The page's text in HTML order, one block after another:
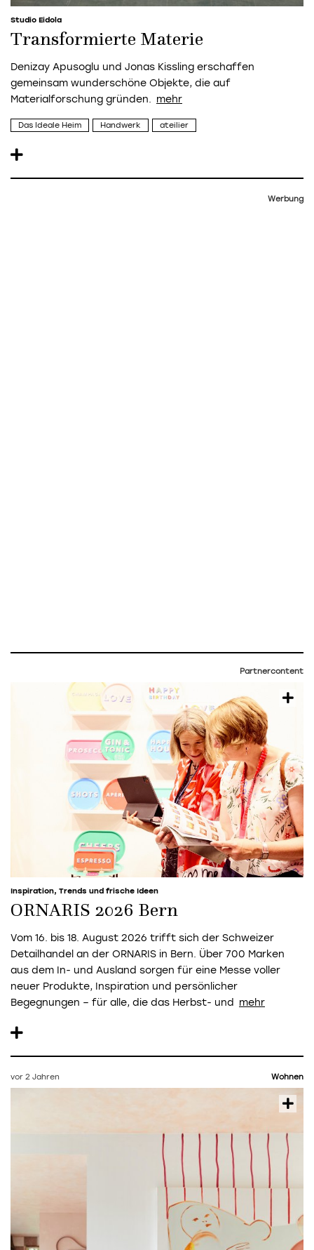
Studio Eidola
Transformierte Materie
Denizay Apusoglu und Jonas Kissling erschaffen
gemeinsam wunderschöne Objekte, die auf
Materialforschung gründen.
Das Ideale Heim Handwerk ateilier
Werbung
Partnercontent
Inspiration, Trends und frische Ideen
ORNARIS 2026 Bern
Vom 16. bis 18. August 2026 trifft sich der Schweizer
Detailhandel an der ORNARIS in Bern. Über 700 Marken
aus dem In- und Ausland sorgen für eine Messe voller
neuer Produkte, Inspiration und persönlicher
Begegnungen – für alle, die das Herbst- und
vor 2 Jahren Wohnen